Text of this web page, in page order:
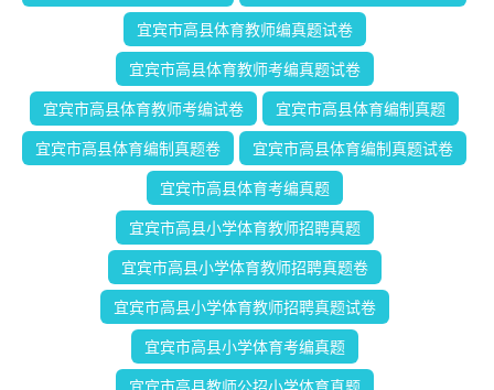
宜宾市高县体育教师编真题试卷
宜宾市高县体育教师考编真题试卷
宜宾市高县体育教师考编试卷 宜宾市高县体育编制真题
宜宾市高县体育编制真题卷 宜宾市高县体育编制真题试卷
宜宾市高县体育考编真题
宜宾市高县小学体育教师招聘真题
宜宾市高县小学体育教师招聘真题卷
宜宾市高县小学体育教师招聘真题试卷
宜宾市高县小学体育考编真题
宜宾市高县教师公招小学体育真题